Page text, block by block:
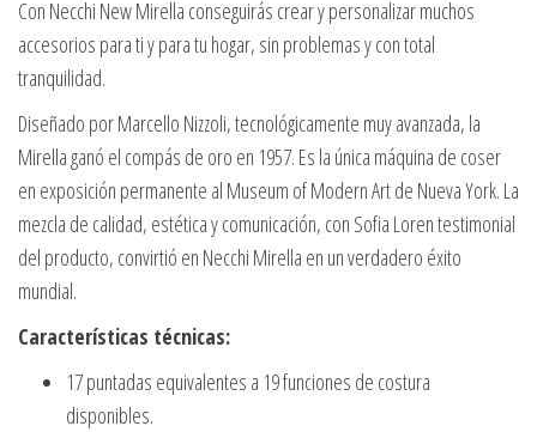
Con Necchi New Mirella conseguirás crear y personalizar muchos
accesorios para ti y para tu hogar, sin problemas y con total
tranquilidad.
Diseñado por Marcello Nizzoli, tecnológicamente muy avanzada, la
Mirella ganó el compás de oro en 1957. Es la única máquina de coser
en exposición permanente al Museum of Modern Art de Nueva York. La
mezcla de calidad, estética y comunicación, con Sofia Loren testimonial
del producto, convirtió en Necchi Mirella en un verdadero éxito
mundial.
Características técnicas:
17 puntadas equivalentes a 19 funciones de costura
disponibles.